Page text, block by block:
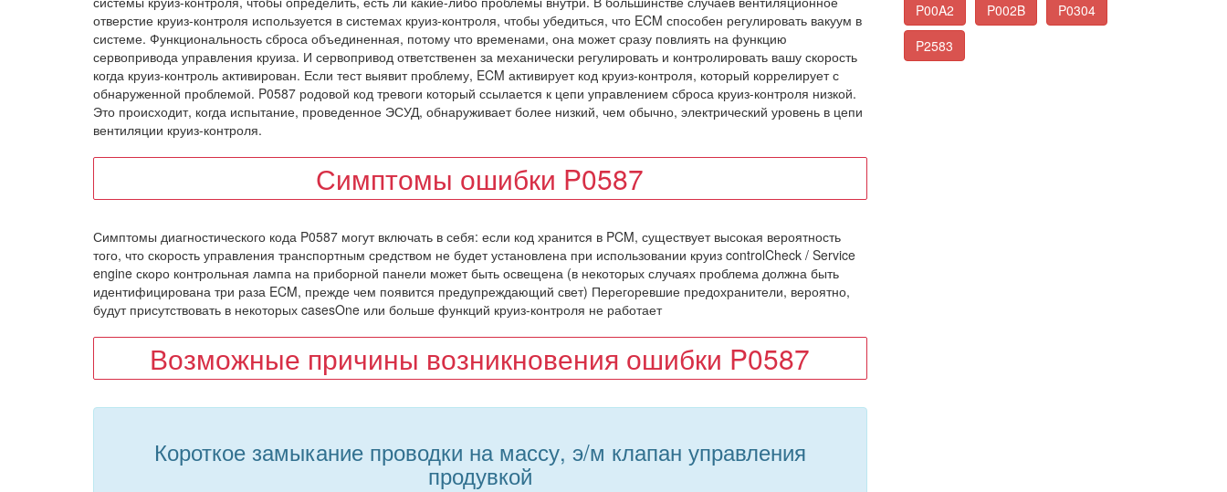
отверстие круиз-контроля используется в системах круиз-контроля, чтобы убедиться, что ECM способен регулировать вакуум в
системе. Функциональность сброса объединенная, потому что временами, она может сразу повлиять на функцию
сервопривода управления круиза. И сервопривод ответственен за механически регулировать и контролировать вашу скорость
когда круиз-контроль активирован. Если тест выявит проблему, ECM активирует код круиз-контроля, который коррелирует с
обнаруженной проблемой. P0587 родовой код тревоги который ссылается к цепи управлением сброса круиз-контроля низкой.
Это происходит, когда испытание, проведенное ЭСУД, обнаруживает более низкий, чем обычно, электрический уровень в цепи
вентиляции круиз-контроля.
Симптомы ошибки P0587
Симптомы диагностического кода P0587 могут включать в себя: если код хранится в PCM, существует высокая вероятность
того, что скорость управления транспортным средством не будет установлена при использовании круиз controlCheck / Service
engine скоро контрольная лампа на приборной панели может быть освещена (в некоторых случаях проблема должна быть
идентифицирована три раза ECM, прежде чем появится предупреждающий свет) Перегоревшие предохранители, вероятно,
будут присутствовать в некоторых casesOne или больше функций круиз-контроля не работает
Возможные причины возникновения ошибки P0587
Короткое замыкание проводки на массу, э/м клапан управления
продувкой
P00A2
P002B
P0304
P2583